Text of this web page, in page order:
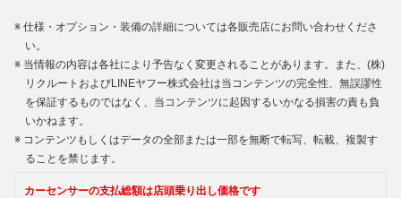
仕様・オプション・装備の詳細については各販売店にお問い合わせくださ
い。
当情報の内容は各社により予告なく変更されることがあります。また、(株)
リクルートおよびLINEヤフー株式会社は当コンテンツの完全性、無誤謬性
を保証するものではなく、当コンテンツに起因するいかなる損害の責も負
いかねます。
コンテンツもしくはデータの全部または一部を無断で転写、転載、複製す
ることを禁じます。
カーセンサーの支払総額は店頭乗り出し価格です